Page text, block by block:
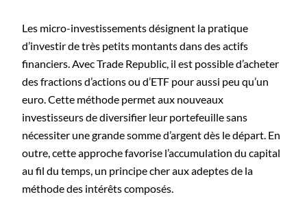
Les micro-investissements désignent la pratique
d’investir de très petits montants dans des actifs
financiers. Avec Trade Republic, il est possible d’acheter
des fractions d’actions ou d’ETF pour aussi peu qu’un
euro. Cette méthode permet aux nouveaux
investisseurs de diversifier leur portefeuille sans
nécessiter une grande somme d’argent dès le départ. En
outre, cette approche favorise l’accumulation du capital
au fil du temps, un principe cher aux adeptes de la
méthode des intérêts composés.